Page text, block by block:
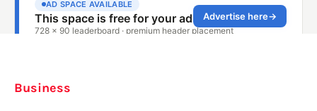
Business